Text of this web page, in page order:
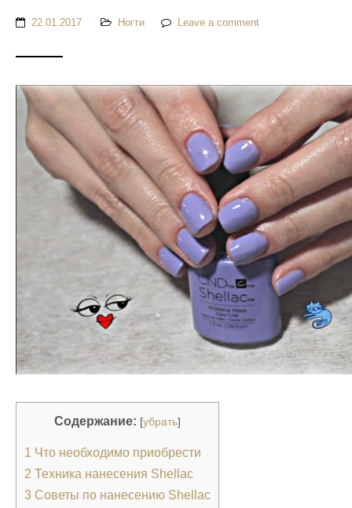
22.01.2017 Ногти Leave a comment
Содержание: [убрать]
1 Что необходимо приобрести
2 Техника нанесения Shellac
3 Советы по нанесению Shellac